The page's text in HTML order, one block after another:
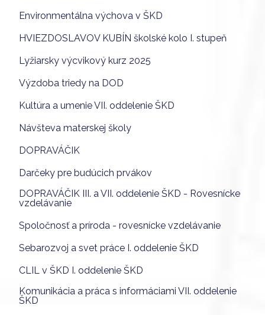
Environmentálna výchova v ŠKD
HVIEZDOSLAVOV KUBÍN školské kolo I. stupeň
Lyžiarsky výcvikový kurz 2025
Výzdoba triedy na DOD
Kultúra a umenie VII. oddelenie ŠKD
Návšteva materskej školy
DOPRAVÁČIK
Darčeky pre budúcich prvákov
DOPRAVÁČIK III. a VII. oddelenie ŠKD - Rovesnícke
vzdelávanie
Spoločnosť a príroda - rovesnícke vzdelávanie
Sebarozvoj a svet práce I. oddelenie ŠKD
CLIL v ŠKD I. oddelenie ŠKD
Komunikácia a práca s informáciami VII. oddelenie
ŠKD